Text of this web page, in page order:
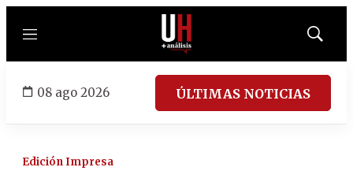
Menú
Mostrar
08 ago 2026 ÚLTIMAS NOTICIAS
Edición Impresa